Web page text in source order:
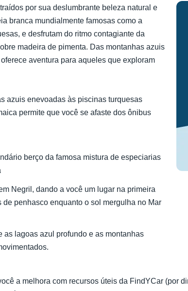
por sua deslumbrante beleza natural e
branca mundialmente famosas como a
e desfrutam do ritmo contagiante da
madeira de pimenta. Das montanhas azuis
aventura para aqueles que exploram
azuis enevoadas às piscinas turquesas
permite que você se afaste dos ônibus
berço da famosa mistura de especiarias
Negril, dando a você um lugar na primeira
penhasco enquanto o sol mergulha no Mar
as lagoas azul profundo e as montanhas
a melhora com recursos úteis da FindYCar (por